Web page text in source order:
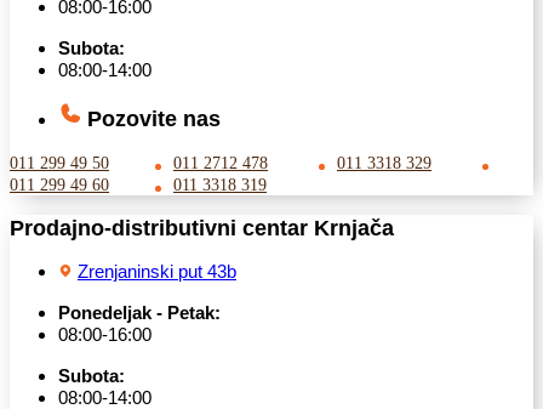
08:00-16:00
Subota:
08:00-14:00
Pozovite nas
011 299 49 50 011 2712 478
011 3318 329
011 299 49 60
011 3318 319
Prodajno-distributivni centar Krnjača
Zrenjaninski put 43b
Ponedeljak - Petak:
08:00-16:00
Subota:
08:00-14:00